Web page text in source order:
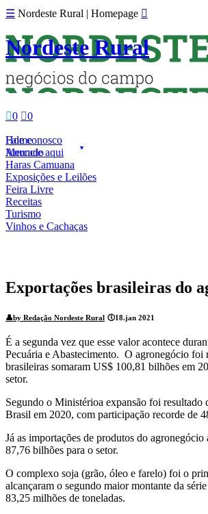
☰ Nordeste Rural | Homepage 
Nordeste Rural
0 0
Fale conosco
Anuncie aqui
Home
Mercado
Haras Camuana
Exposições e Leilões
Feira Livre
Receitas
Turismo
Vinhos e Cachaças
Exportações brasileiras do
👤by Redação Nordeste Rural 🕔18.jan 2021
É a segunda vez que esse valor acontece
Pecuária e Abastecimento. O agronegócio foi
brasileiras somaram US$ 100,81 bilhões em
setor.
Segundo o Ministérioa expansão foi
Brasil em 2020, com participação recorde de
Já as importações de produtos do
87,76 bilhões para o setor.
O complexo soja (grão, óleo e farelo) foi o
alcançaram o segundo maior montante da
83,25 milhões de toneladas.